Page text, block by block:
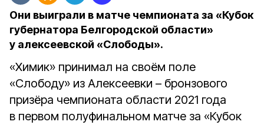
Они выиграли в матче чемпионата за «Кубок
губернатора Белгородской области»
у алексеевской «Слободы».
«Химик» принимал на своём поле
«Слободу» из Алексеевки – бронзового
призёра чемпионата области 2021 года
в первом полуфинальном матче за «Кубок